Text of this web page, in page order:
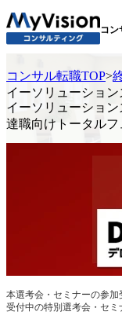
コン
コンサル転職TOP>
イーソリューショ
イーソリューショ
達職向けトータル
本選考会・セミナーの参加
受付中の特別選考会・セミ